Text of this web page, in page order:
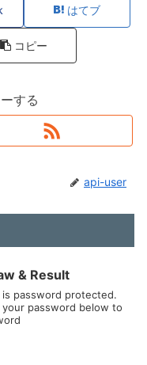
はてブ
コピー
する
api-user
& Result
password protected.
your password below to